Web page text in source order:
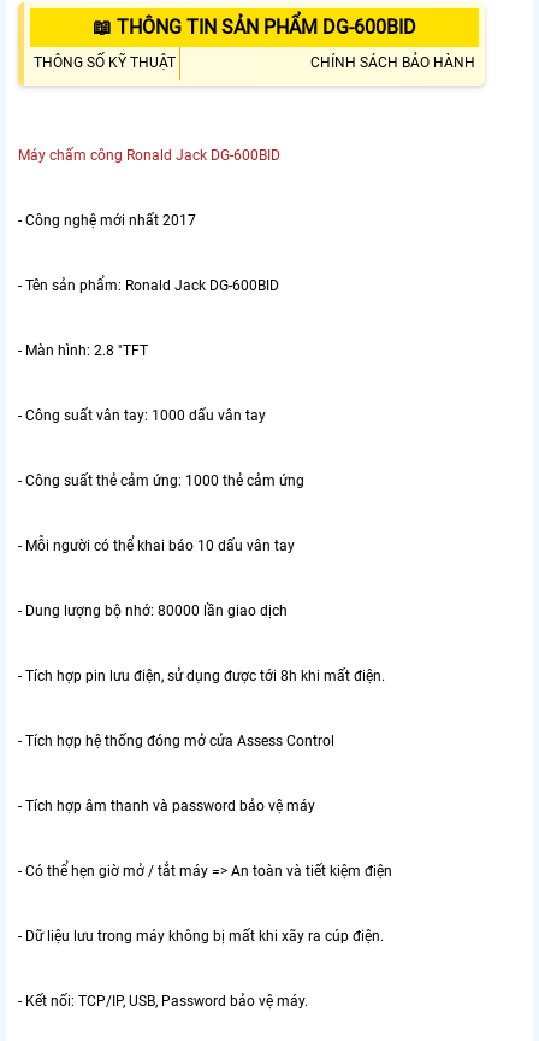
📖 THÔNG TIN SẢN PHẨM DG-600BID
THÔNG SỐ KỸ THUẬT CHÍNH SÁCH BẢO HÀNH
Máy chấm công Ronald Jack DG-600BID
- Công nghệ mới nhất 2017
- Tên sản phẩm: Ronald Jack DG-600BID
- Màn hình: 2.8 "TFT
- Công suất vân tay: 1000 dấu vân tay
- Công suất thẻ cảm ứng: 1000 thẻ cảm ứng
- Mỗi người có thể khai báo 10 dấu vân tay
- Dung lượng bộ nhớ: 80000 lần giao dịch
- Tích hợp pin lưu điện, sử dụng được tới 8h khi mất điện.
- Tích hợp hệ thống đóng mở cửa Assess Control
- Tích hợp âm thanh và password bảo vệ máy
- Có thể hẹn giờ mở / tắt máy => An toàn và tiết kiệm điện
- Dữ liệu lưu trong máy không bị mất khi xãy ra cúp điện.
- Kết nối: TCP/IP, USB, Password bảo vệ máy.